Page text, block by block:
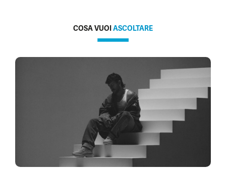
COSA VUOIASCOLTARE